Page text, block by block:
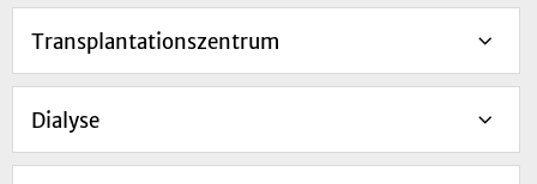
Transplantationszentrum
Dialyse